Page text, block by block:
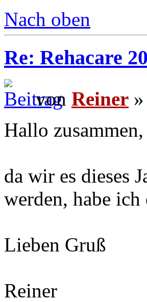
Nach oben
Re: Rehacare
von Reiner
Hallo zusammen,
da wir es dieses
werden, habe
Lieben Gruß
Reiner